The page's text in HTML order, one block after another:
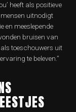
heeft als positieve
mensen uitnodigt
en meeslepende
bruisen van
als toeschouwers uit
te beleven.”